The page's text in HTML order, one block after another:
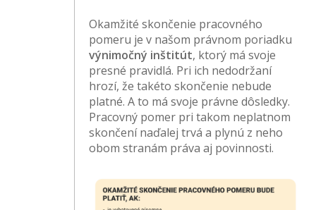
Okamžité skončenie pracovného
pomeru je v našom právnom poriadku
výnimočný inštitút, ktorý má svoje
presné pravidlá. Pri ich nedodržaní
hrozí, že takéto skončenie nebude
platné. A to má svoje právne dôsledky.
Pracovný pomer pri takom neplatnom
skončení naďalej trvá a plynú z neho
obom stranám práva aj povinnosti.